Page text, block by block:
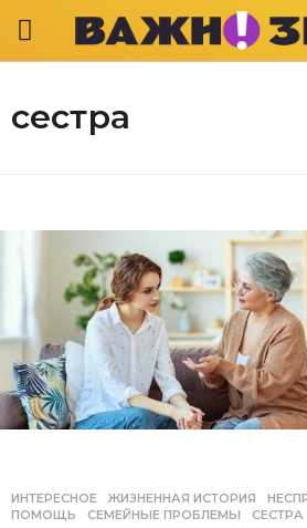
сестра
ИНТЕРЕСНОЕ ЖИЗНЕННАЯ ИСТОРИЯ ,
ПОМОЩЬ
,СЕМЕЙНЫЕ ПРОБЛЕМЫ ,СЕСТРА